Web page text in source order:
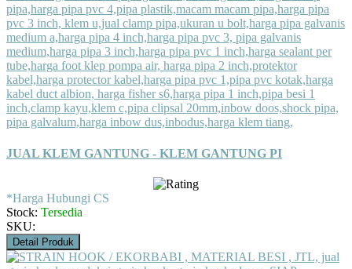
JUAL KLEM GANTUNG - KLEM GANTUNG PI
*Harga Hubungi CS
Stock: Tersedia
SKU:
Detail Produk